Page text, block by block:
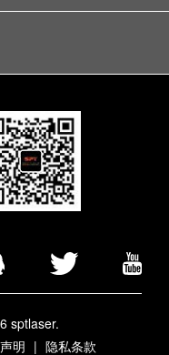
sptlaser.
明 | 隐私条款